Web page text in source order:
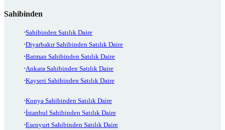
Sahibinden
Sahibinden Satılık Daire
Diyarbakır Sahibinden Satılık Daire
Batman Sahibinden Satılık Daire
Ankara Sahibinden Satılık Daire
Kayseri Sahibinden Satılık Daire
Konya Sahibinden Satılık Daire
İstanbul Sahibinden Satılık Daire
Esenyurt Sahibinden Satılık Daire